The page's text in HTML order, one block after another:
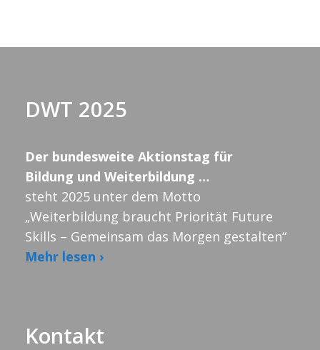
DWT 2025
Der bundesweite Aktionstag für
Bildung und Weiterbildung …
steht 2025 unter dem Motto
„Weiterbildung braucht Priorität Future
Skills – Gemeinsam das Morgen gestalten“
Mehr lesen ›
Kontakt